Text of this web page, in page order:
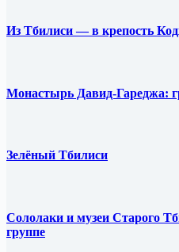
Из Тбилиси — в крепость
Монастырь Давид-Гареджа:
Зелёный Тбилиси
Сололаки и музеи Старого
группе